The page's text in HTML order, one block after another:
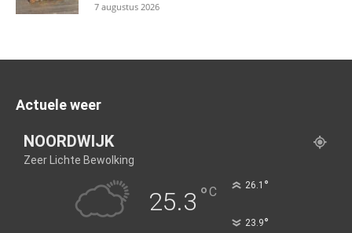
7 augustus 2026
Actuele weer
NOORDWIJK
Zeer Lichte Bewolking
25.3 °C 26.1 °
23.9°